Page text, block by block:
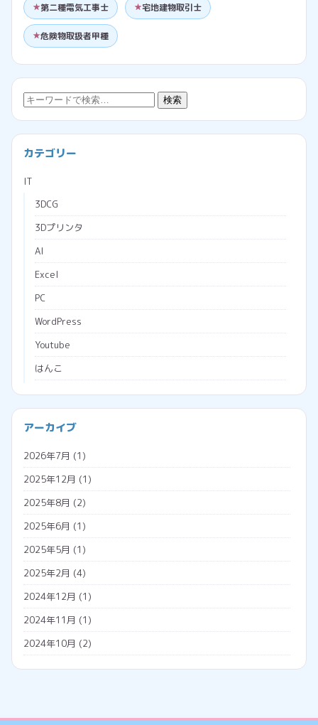
第二種電気工事士 宅地建物取引士
危険物取扱者甲種
検
索:
検索
カテゴリー
IT
3DCG
3Dプリンタ
AI
Excel
PC
WordPress
Youtube
はんこ
ブラウザ
メタバース
広告収入
会社経営
勤怠管理システム
名義変更
税金
調査票
外国人雇用
外国人の年金
外国人の雇用方法
技人国
技能実習日誌
アーカイブ
2026年7月 (1)
2025年12月 (1)
2025年8月 (2)
2025年6月 (1)
2025年5月 (1)
2025年2月 (4)
2024年12月 (1)
2024年11月 (1)
2024年10月 (2)
2024年7月(1)